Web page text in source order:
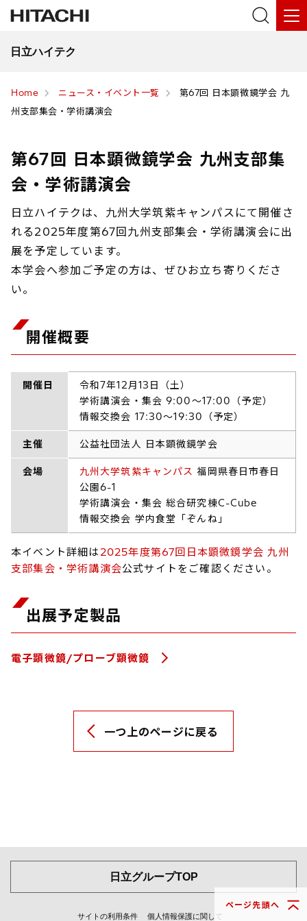
日立ハイテク
Home ニュース・イベント一覧
第67回 日本顕微鏡学会 九
州支部集会・学術講演会
第67回 日本顕微鏡学会 九州支部集
会・学術講演会
日立ハイテクは、九州大学筑紫キャンパスにて開催さ
れる2025年度第67回九州支部集会・学術講演会に出
展を予定しています。
本学会へ参加ご予定の方は、ぜひお立ち寄りくださ
い。
開催概要
開催日
令和7年12月13日（土）
学術講演会・集会 9:00〜17:00（予定）
情報交換会 17:30〜19:30（予定）
主催 公益社団法人 日本顕微鏡学会
会場 九州大学筑紫キャンパス 福岡県春日市春日
公園6-1
学術講演会・集会 総合研究棟C-Cube
情報交換会 学内食堂「ぞんね」
本イベント詳細は 2025年度第67回日本顕微鏡学会 九州
支部集会・学術講演会公式サイトをご確認ください。
出展予定製品
電子顕微鏡/プローブ顕微鏡
一つ上のページに戻る
ページ先頭へ
日立グループTOP
サイトの利用条件 個人情報保護に関して